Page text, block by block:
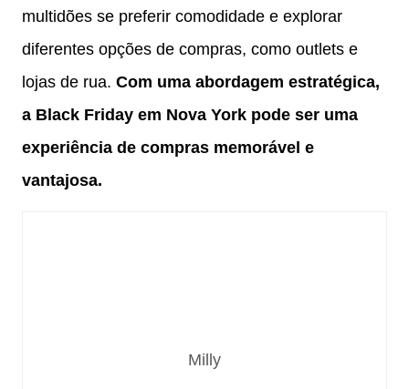
multidões se preferir comodidade e explorar
diferentes opções de compras, como outlets e
lojas de rua. Com uma abordagem estratégica,
a Black Friday em Nova York pode ser uma
experiência de compras memorável e
vantajosa.
Milly